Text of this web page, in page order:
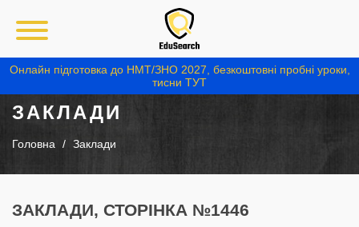
Онлайн підготовка до НМТ/ЗНО 2027, безкоштовні пробні уроки,
тисни ТУТ
ЗАКЛАДИ
Головна Заклади
ЗАКЛАДИ, СТОРІНКА №1446